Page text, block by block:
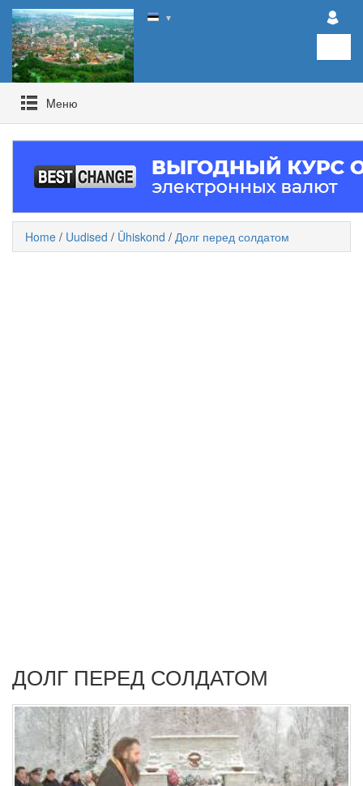
▼
Mеню
Home / Uudised / Ühiskond / Долг перед солдатом
ДОЛГ ПЕРЕД СОЛДАТОМ